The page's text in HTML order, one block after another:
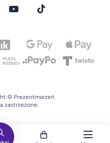
© Prezentmarzeń
zastrzeżone.